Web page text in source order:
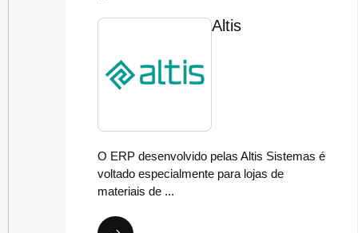
Altis
O ERP desenvolvido pelas Altis Sistemas é
voltado especialmente para lojas de
materiais de ...